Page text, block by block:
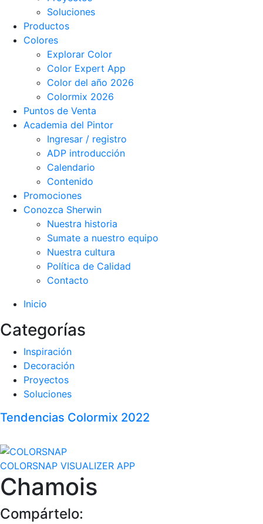
Soluciones
Productos
Colores
Explorar Color
Color Expert App
Color del año 2026
Colormix 2026
Puntos de Venta
Academia del Pintor
Ingresar / registro
ADP introducción
Calendario
Contenido
Promociones
Conozca Sherwin
Nuestra historia
Sumate a nuestro equipo
Nuestra cultura
Política de Calidad
Contacto
Inicio
Categorías
Inspiración
Decoración
Proyectos
Soluciones
Tendencias Colormix 2022
COLORSNAP VISUALIZER APP
Chamois
Compártelo: